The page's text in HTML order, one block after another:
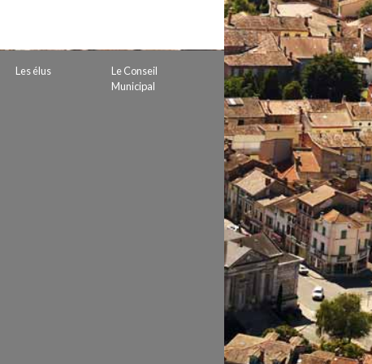
Les élus
Le Conseil
Municipal